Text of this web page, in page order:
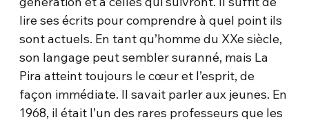
lire ses écrits pour comprendre à quel point ils
sont actuels. En tant qu’homme du XXe siècle,
son langage peut sembler suranné, mais La
Pira atteint toujours le cœur et l’esprit, de
façon immédiate. Il savait parler aux jeunes. En
1968, il était l’un des rares professeurs que les